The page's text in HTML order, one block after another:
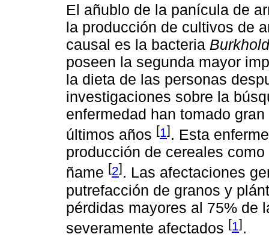
El añublo de la panícula de
la producción de cultivos de
causal es la bacteria
poseen la segunda mayor
la dieta de las personas
investigaciones sobre la
enfermedad han tomado
últimos años [1]. Esta
producción de cereales
ñame [2]. Las afectaciones
putrefacción de granos y
pérdidas mayores al 75% de
severamente afectados [1].